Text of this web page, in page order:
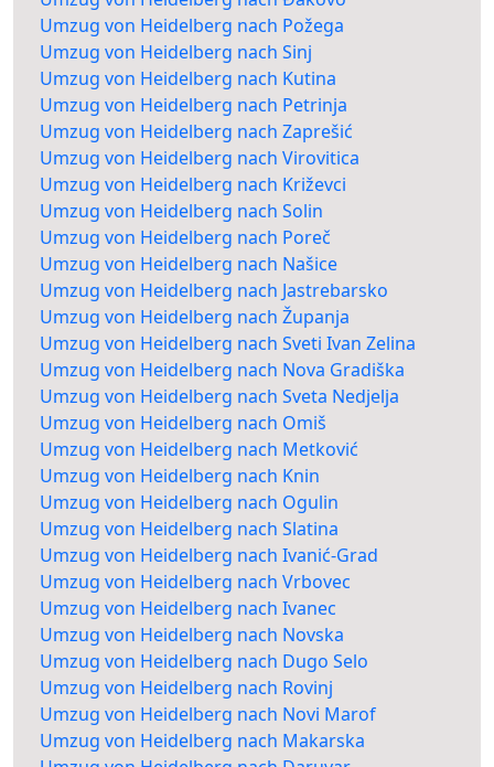
Umzug von Heidelberg nach Požega
Umzug von Heidelberg nach Sinj
Umzug von Heidelberg nach Kutina
Umzug von Heidelberg nach Petrinja
Umzug von Heidelberg nach Zaprešić
Umzug von Heidelberg nach Virovitica
Umzug von Heidelberg nach Križevci
Umzug von Heidelberg nach Solin
Umzug von Heidelberg nach Poreč
Umzug von Heidelberg nach Našice
Umzug von Heidelberg nach Jastrebarsko
Umzug von Heidelberg nach Županja
Umzug von Heidelberg nach Sveti Ivan Zelina
Umzug von Heidelberg nach Nova Gradiška
Umzug von Heidelberg nach Sveta Nedjelja
Umzug von Heidelberg nach Omiš
Umzug von Heidelberg nach Metković
Umzug von Heidelberg nach Knin
Umzug von Heidelberg nach Ogulin
Umzug von Heidelberg nach Slatina
Umzug von Heidelberg nach Ivanić-Grad
Umzug von Heidelberg nach Vrbovec
Umzug von Heidelberg nach Ivanec
Umzug von Heidelberg nach Novska
Umzug von Heidelberg nach Dugo Selo
Umzug von Heidelberg nach Rovinj
Umzug von Heidelberg nach Novi Marof
Umzug von Heidelberg nach Makarska